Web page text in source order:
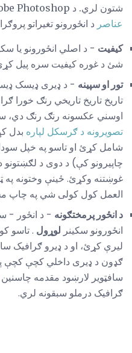
شتون لري. د Adobe Photoshop یا
عناصر د انځورونو تغیراتو
کیفیت - د اصلي انځورونو یا
شئ د غوره کیفیت سره پیل
تور او سپینه - د ډیری ډیسک
تاریخ تاریخ تاریخي رنګ خورا
اوسني عکسونه رنګ رنګ دي،
تصویرونه د ګرسکل لپاره بدل
شامل کړئ او تاسو په خپل
چاپیرونو کې) د دوی د لګښتونو
غوښتنه وکړئ. ځینې ​​وختونه
العمل کول کولی شي په چاپ
د انځور پرمختګونه - د انځور -
انځورونو سکینر لوړول . تاسو
لیرې کړئ، او د ډیرو ګرافیک
ګډون د ډیری داخلي کچې کچې
سافټویر لارښود مقدمه چاسنین
ګرافیک درملو سبقونه لري.